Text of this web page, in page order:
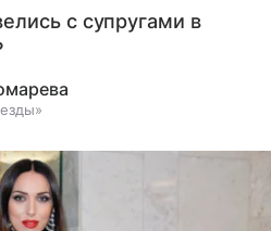
с супругами в